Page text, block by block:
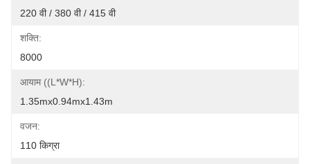
220 वी / 380 वी / 415 वी
शक्ति:
8000
आयाम ((L*W*H):
1.35mx0.94mx1.43m
वजन:
110 किग्रा